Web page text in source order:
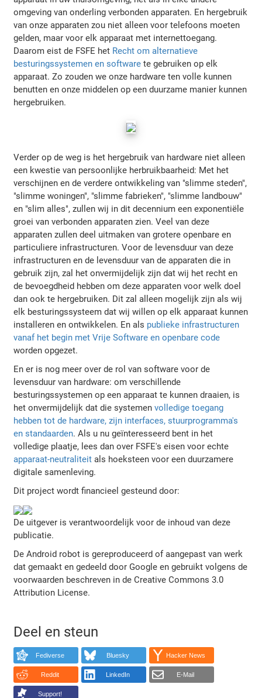
omgeving van onderling verbonden apparaten. En hergebruik
van onze apparaten zou niet alleen voor telefoons moeten
gelden, maar voor elk apparaat met internettoegang.
Daarom eist de FSFE het Recht om alternatieve
besturingssystemen en software te gebruiken op elk
apparaat. Zo zouden we onze hardware ten volle kunnen
benutten en onze middelen op een duurzame manier kunnen
hergebruiken.
Verder op de weg is het hergebruik van hardware niet alleen
een kwestie van persoonlijke herbruikbaarheid: Met het
verschijnen en de verdere ontwikkeling van "slimme steden",
"slimme woningen", "slimme fabrieken", "slimme landbouw"
en "slim alles", zullen wij in dit decennium een exponentiële
groei van verbonden apparaten zien. Veel van deze
apparaten zullen deel uitmaken van grotere openbare en
particuliere infrastructuren. Voor de levensduur van deze
infrastructuren en de levensduur van de apparaten die in
gebruik zijn, zal het onvermijdelijk zijn dat wij het recht en
de bevoegdheid hebben om deze apparaten voor welk doel
dan ook te hergebruiken. Dit zal alleen mogelijk zijn als wij
elk besturingssysteem dat wij willen op elk apparaat kunnen
installeren en ontwikkelen. En als publieke infrastructuren
vanaf het begin met Vrije Software en openbare code
worden opgezet.
En er is nog meer over de rol van software voor de
levensduur van hardware: om verschillende
besturingssystemen op een apparaat te kunnen draaien, is
het onvermijdelijk dat die systemenvolledige toegang
hebben tot de hardware, zijn interfaces, stuurprogramma's
en standaarden. Als u nu geïnteresseerd bent in het
volledige plaatje, lees dan over FSFE's eisen voor echte
apparaat-neutraliteit als hoeksteen voor een duurzamere
digitale samenleving.
Dit project wordt financieel gesteund door:
De uitgever is verantwoordelijk voor de inhoud van deze
publicatie.
De Android robot is gereproduceerd of aangepast van werk
dat gemaakt en gedeeld door Google en gebruikt volgens de
voorwaarden beschreven in de Creative Commons 3.0
Attribution License.
Deel en steun
Fediverse Bluesky Hacker News
Reddit LinkedIn E-Mail
Support!